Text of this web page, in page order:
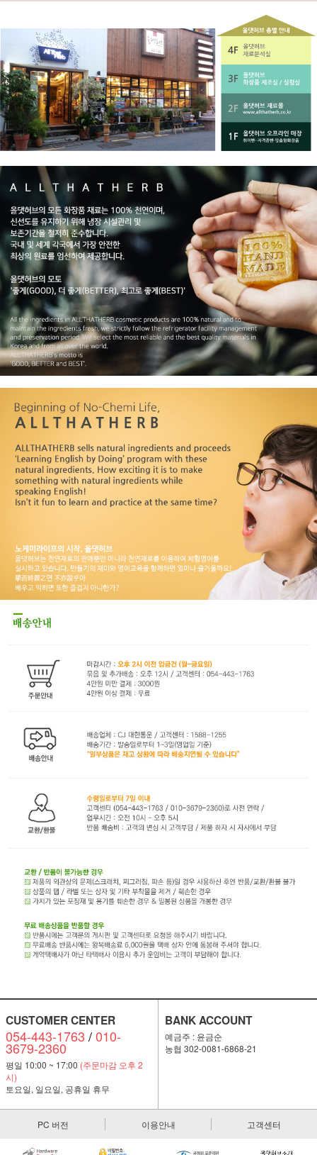
CUSTOMER CENTER
054-443-1763 /010-
3679-2360
평일 10:00 ~ 17:00 (주문마감 오후 2
시)
토요일, 일요일, 공휴일 휴무
BANK ACCOUNT
예금주 : 윤금순
농협 302-0081-6868-21
PC 버전 이용안내 고객센터